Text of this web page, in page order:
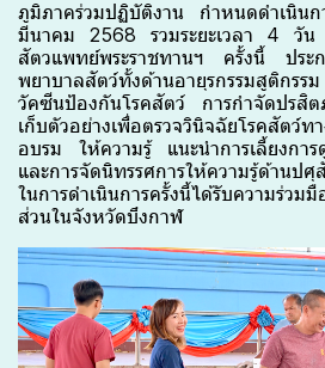
ภูมิภาคร่วมปฏิบัติงาน กำหนดดำเนิ
มีนาคม 2568 รวมระยะเวลา 4 วัน
สัตวแพทย์พระราชทานฯ ครั้งนี้ ประ
พยาบาลสัตว์ทั้งด้านอายุรกรรมสูติกร
วัคซีนป้องกันโรคสัตว์ การกำจัดปรสิ
เก็บตัวอย่างเพื่อตรวจวินิจฉัยโรคสัตว์
อบรม ให้ความรู้ แนะนำการเลี้ยงกา
และการจัดนิทรรศการให้ความรู้ด้านปศุ
ในการดำเนินการครั้งนี้ได้รับความร่วม
ส่วนในจังหวัดบึงกาฬ